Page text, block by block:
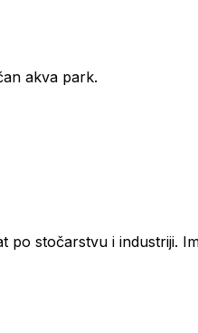
akva park.
po stočarstvu i industriji.